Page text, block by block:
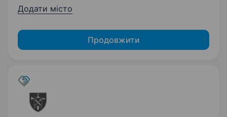
Додати місто
Продовжити